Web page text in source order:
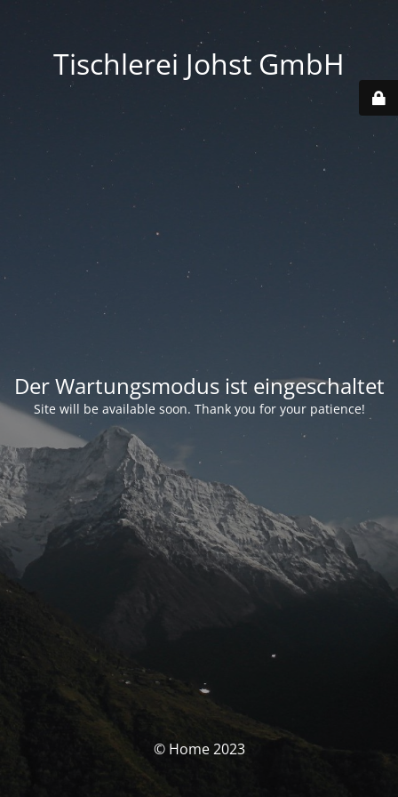
Tischlerei Johst GmbH
Der Wartungsmodus ist eingeschaltet
Site will be available soon. Thank you for your patience!
© Home 2023